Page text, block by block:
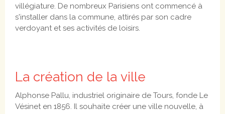
villégiature. De nombreux Parisiens ont commencé à
s'installer dans la commune, attirés par son cadre
verdoyant et ses activités de loisirs.
La création de la ville
Alphonse Pallu, industriel originaire de Tours, fonde Le
Vésinet en 1856. Il souhaite créer une ville nouvelle, à